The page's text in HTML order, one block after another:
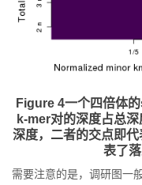
Figure 4一个四倍体
k-mer对的深度占总
深度，二者的交点即
表了
需要注意的是，调研图一